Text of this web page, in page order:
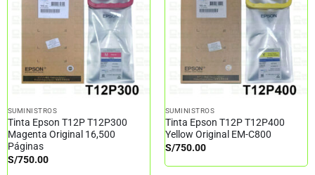
SUMINISTROS
Tinta Epson T12P T12P300
Magenta Original 16,500
Páginas
S/750.00
SUMINISTROS
Tinta Epson T12P T12P400
Yellow Original EM-C800
S/750.00